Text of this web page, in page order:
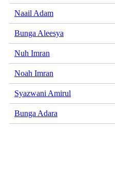
Naail Adam
Bunga Aleesya
Nuh Imran
Noah Imran
Syazwani Amirul
Bunga Adara